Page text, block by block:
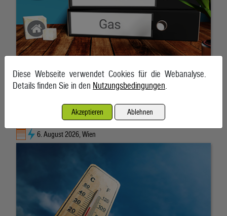
Hitzewelle treibt auch Strompreis wieder nach oben
6. August 2026, Wien
Diese Webseite verwendet Cookies für die Webanalyse.
Details finden Sie in den Nutzungsbedingungen
Akzeptieren Ablehnen